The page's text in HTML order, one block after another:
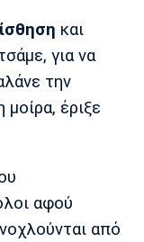
και
για να
την
έριξε
αφού
από